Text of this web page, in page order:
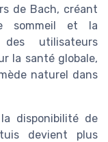
de Bach, créant
sommeil et la
utilisateurs
la santé globale,
naturel dans
disponibilité de
devient plus